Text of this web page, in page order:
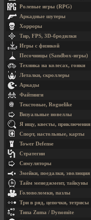
Ролевые игры (RPG)
Аркадные шутеры
Хорроры
Тир, FPS, 3D-бродилки
Игры с физикой
Песочницы (Sandbox-игры)
Техника на колесах, гонки
Леталки, скроллеры
Аркады
Файтинги
Текстовые, Roguelike
Визуальные новеллы
Я ищу, квесты, приключения
Спорт, настольные, карты
Tower Defense
Стратегии
Симуляторы
Змейки, поедалки, эволюция
Тайм менеджмент, тайкуны
Головоломки, пазлы
Три в ряд, цепочки, тетрисы
Типа Zuma / Dynomite